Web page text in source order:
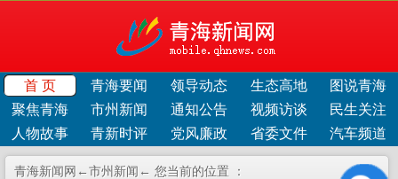
首 页 青海要闻 领导动态 生态高地
图说青海
聚焦青海
市州新闻 通知公告 视频访谈
民生关注
人物故事
青新时评 党风廉政 省委文件 汽车频道
青海新闻网← ← 您当前的位置 ：
市州新闻